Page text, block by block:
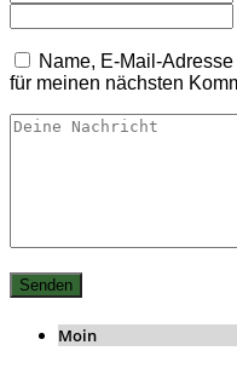
Name, E-Mail-
für meinen nächsten
Moin